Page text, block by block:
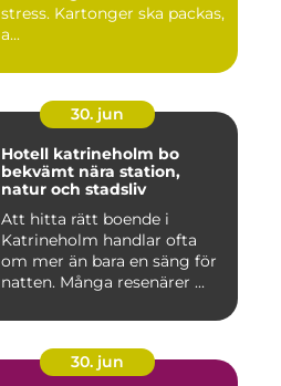
stress. Kartonger ska packas,
a...
30. jun
Hotell katrineholm bo
bekvämt nära station,
natur och stadsliv
Att hitta rätt boende i
Katrineholm handlar ofta
om mer än bara en säng för
natten. Många resenärer ...
30. jun